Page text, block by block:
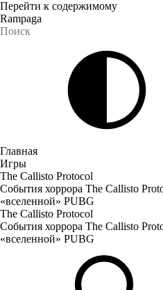
Перейти к содержимому
Rampaga
Главная
Игры
The Callisto Protocol
События хоррора The Callisto
«вселенной» PUBG
The Callisto Protocol
События хоррора The Callisto
«вселенной» PUBG